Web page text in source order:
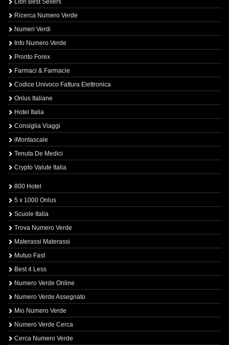
Libri Best Sellers
Ricerca Numero Verde
Numeri Verdi
Info Numero Verde
Pronto Forex
Farmaci & Farmacie
Codice Univoco Fattura Elettronica
Onlus Italiane
Hotel Italia
Consiglia Viaggi
iMontascale
Tenuta De Medici
Crypto Valute Italia
800 Hotel
5 x 1000 Onlus
Scuole Italia
Trova Numero Verde
Materassi Materassi
Mutuo Fast
Best 4 Less
Numero Verde Online
Numero Verde Assegnato
Mio Numero Verde
Numero Verde Cerca
Cerca Numero Verde